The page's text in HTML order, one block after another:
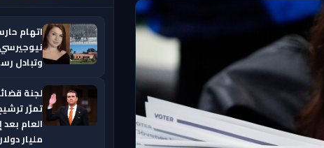
اتهام
وتبادل
لجنة
تمرّر
مليار دولار